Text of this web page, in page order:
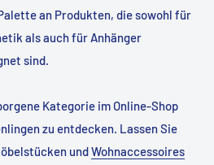
an Produkten, die sowohl für
als auch für Anhänger
sind.
Kategorie im Online-Shop
zu entdecken. Lassen Sie
undWohnaccessoires